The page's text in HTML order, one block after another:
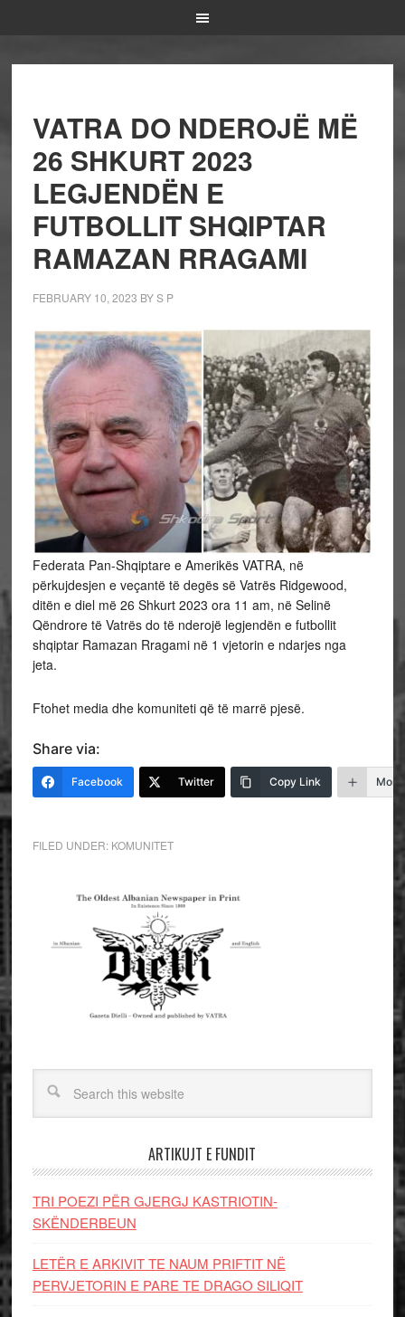
VATRA DO NDEROJË MË
26 SHKURT 2023
LEGJENDËN E
FUTBOLLIT SHQIPTAR
RAMAZAN RRAGAMI
FEBRUARY 10, 2023 BYS P
Federata Pan-Shqiptare e Amerikës VATRA, në
përkujdesjen e veçantë të degës së Vatrës Ridgewood,
ditën e diel më 26 Shkurt 2023 ora 11 am, në Selinë
Qëndrore të Vatrës do të nderojë legjendën e futbollit
shqiptar Ramazan Rragami në 1 vjetorin e ndarjes nga
jeta.
Ftohet media dhe komuniteti që të marrë pjesë.
Share via:
Facebook Twitter Copy Link More
FILED UNDER: KOMUNITET
ARTIKUJT E FUNDIT
TRI POEZI PËR GJERGJ KASTRIOTIN-
SKËNDERBEUN
LETËR E ARKIVIT TE NAUM PRIFTIT NË
PERVJETORIN E PARE TE DRAGO SILIQIT